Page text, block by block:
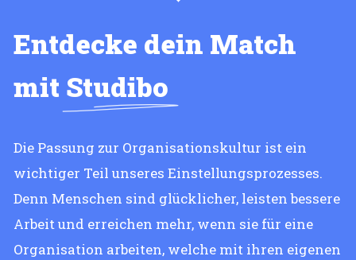
Entdecke dein Match
mit Studibo
Die Passung zur Organisationskultur ist ein
wichtiger Teil unseres Einstellungsprozesses.
Denn Menschen sind glücklicher, leisten bessere
Arbeit und erreichen mehr, wenn sie für eine
Organisation arbeiten, welche mit ihren eigenen